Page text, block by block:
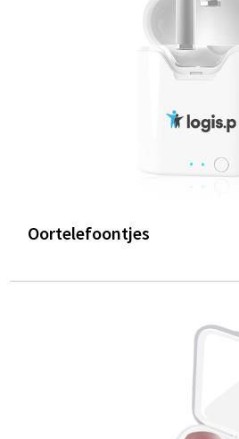
Oortelefoontjes